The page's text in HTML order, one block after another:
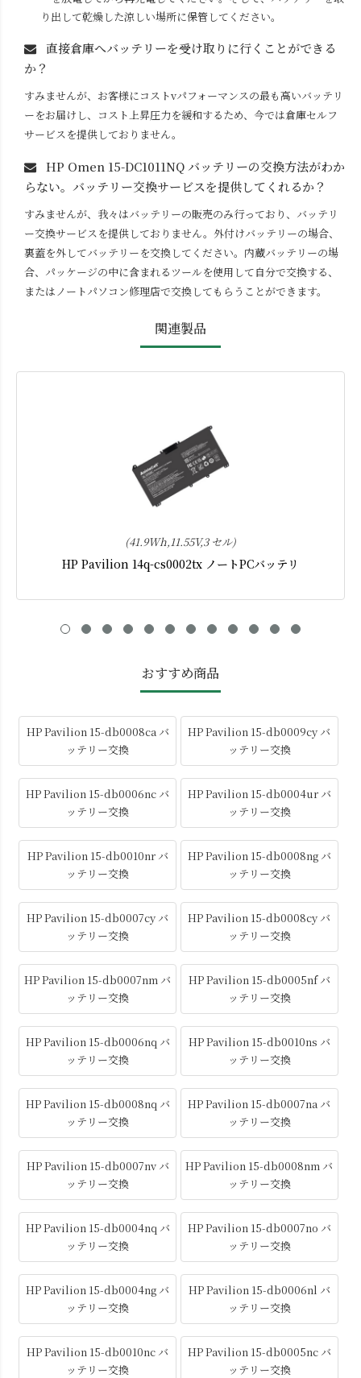
り出して乾燥した涼しい場所に保管してください。
直接倉庫へバッテリーを受け取りに行くことができる
か？
すみませんが、お客様にコストvパフォーマンスの最も高いバッテリ
ーをお届けし、コスト上昇圧力を緩和するため、今では倉庫セルフ
サービスを提供しておりません。
HP Omen 15-DC1011NQバッテリーの交換方法がわか
らない。バッテリー交換サービスを提供してくれるか？
すみませんが、我々はバッテリーの販売のみ行っており、バッテリ
ー交換サービスを提供しておりません。外付けバッテリーの場合、
裏蓋を外してバッテリーを交換してください。内蔵バッテリーの場
合、パッケージの中に含まれるツールを使用して自分で交換する、
またはノートパソコン修理店で交換してもらうことができます。
関連製品
(41.9Wh,11.55V,3 セル)
HP Pavilion 14q-cs0002tx ノートPCバッテリ
おすすめ商品
HP Pavilion 15-db0008ca バ
ッテリー交換
HP Pavilion 15-db0009cy バ
ッテリー交換
HP Pavilion 15-db0006nc バ
ッテリー交換
HP Pavilion 15-db0004ur バ
ッテリー交換
HP Pavilion 15-db0010nr バ
ッテリー交換
HP Pavilion 15-db0008ng バ
ッテリー交換
HP Pavilion 15-db0007cy バ
ッテリー交換
HP Pavilion 15-db0008cy バ
ッテリー交換
HP Pavilion 15-db0007nm バ
ッテリー交換
HP Pavilion 15-db0005nf バ
ッテリー交換
HP Pavilion 15-db0006nq バ
ッテリー交換
HP Pavilion 15-db0010ns バ
ッテリー交換
HP Pavilion 15-db0008nq バ
ッテリー交換
HP Pavilion 15-db0007na バ
ッテリー交換
HP Pavilion 15-db0007nv バ
ッテリー交換
HP Pavilion 15-db0008nm バ
ッテリー交換
HP Pavilion 15-db0004nq バ
ッテリー交換
HP Pavilion 15-db0007no バ
ッテリー交換
HP Pavilion 15-db0004ng バ
ッテリー交換
HP Pavilion 15-db0006nl バ
ッテリー交換
HP Pavilion 15-db0010nc バ
ッテリー交換
HP Pavilion 15-db0005nc バ
ッテリー交換